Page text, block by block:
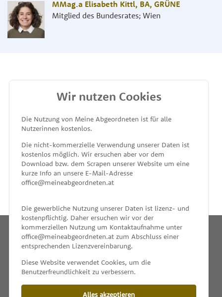
MMag.a Elisabeth Kittl, BA, GRÜNE
Mitglied des Bundesrates; Wien
MEINE ABGEORDNETEN
unterstützt von
INFO
Wir nutzen Cookies
Die Nutzung von Meine Abgeordneten ist für alle
Nutzerinnen kostenlos.
Die nicht-kommerzielle Verwendung unserer Daten ist
kostenlos möglich. Wir ersuchen aber vor dem
Download bzw. dem Scrapen unserer Website um eine
kurze Info an unsere E-Mail-Adresse
office@meineabgeordneten.at
Die gewerbliche Nutzung unserer Daten ist lizenz- und
kostenpflichtig. Daher ersuchen wir vor der
kommerziellen Nutzung um Kontaktaufnahme unter
office@meineabgeordneten.at zum Abschluss einer
entsprechenden Lizenzvereinbarung.
Diese Website verwendet Cookies, um die
Benutzerfreundlichkeit zu verbessern.
Alles akzeptieren